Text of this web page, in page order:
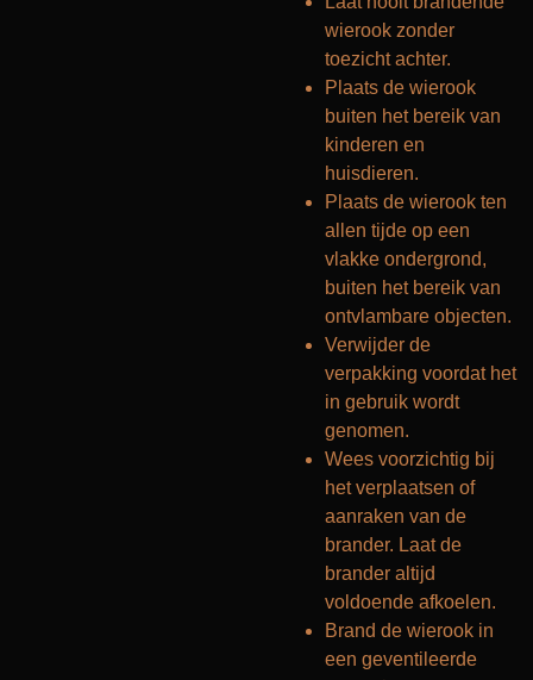
wierook zonder
toezicht achter.
Plaats de wierook
buiten het bereik van
kinderen en
huisdieren.
Plaats de wierook ten
allen tijde op een
vlakke ondergrond,
buiten het bereik van
ontvlambare objecten.
Verwijder de
verpakking voordat het
in gebruik wordt
genomen.
Wees voorzichtig bij
het verplaatsen of
aanraken van de
brander. Laat de
brander altijd
voldoende afkoelen.
Brand de wierook in
een geventileerde